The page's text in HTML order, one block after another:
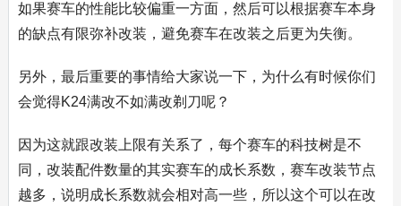
如果赛车的性能比较偏重一方面，然后可以根据赛车本身
的缺点有限弥补改装，避免赛车在改装之后更为失衡。
另外，最后重要的事情给大家说一下，为什么有时候你们
会觉得K24满改不如满改剃刀呢？
因为这就跟改装上限有关系了，每个赛车的科技树是不
同，改装配件数量的其实赛车的成长系数，赛车改装节点
越多，说明成长系数就会相对高一些，所以这个可以在改